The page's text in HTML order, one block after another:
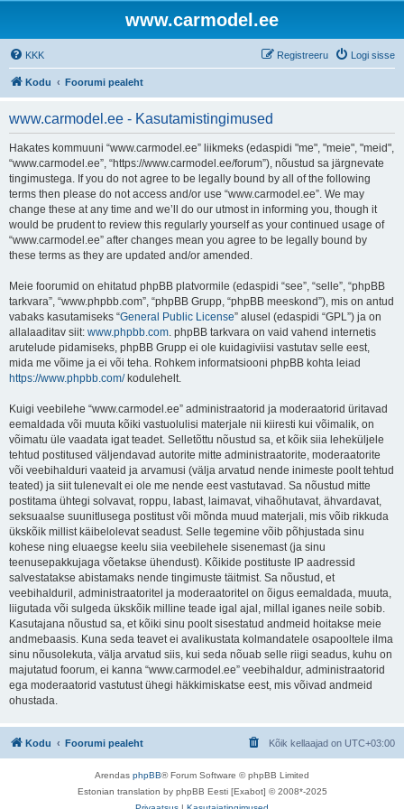
www.carmodel.ee
KKK Logi sisse
Registreeru
Kodu Foorumi pealeht
www.carmodel.ee - Kasutamistingimused
Hakates kommuuni “www.carmodel.ee” liikmeks (edaspidi "me", "meie", "meid",
“www.carmodel.ee”, “https://www.carmodel.ee/forum”), nõustud sa järgnevate
tingimustega. If you do not agree to be legally bound by all of the following
terms then please do not access and/or use “www.carmodel.ee”. We may
change these at any time and we’ll do our utmost in informing you, though it
would be prudent to review this regularly yourself as your continued usage of
“www.carmodel.ee” after changes mean you agree to be legally bound by
these terms as they are updated and/or amended.
Meie foorumid on ehitatud phpBB platvormile (edaspidi “see”, “selle”, “phpBB
tarkvara”, “www.phpbb.com”, “phpBB Grupp, “phpBB meeskond”), mis on antud
vabaks kasutamiseks “General Public License” alusel (edaspidi “GPL”) ja on
allalaaditav siit: www.phpbb.com. phpBB tarkvara on vaid vahend internetis
arutelude pidamiseks, phpBB Grupp ei ole kuidagiviisi vastutav selle eest,
mida me võime ja ei või teha. Rohkem informatsiooni phpBB kohta leiad
https://www.phpbb.com/kodulehelt.
Kuigi veebilehe “www.carmodel.ee” administraatorid ja moderaatorid üritavad
eemaldada või muuta kõiki vastuolulisi materjale nii kiiresti kui võimalik, on
võimatu üle vaadata igat teadet. Selletõttu nõustud sa, et kõik siia leheküljele
tehtud postitused väljendavad autorite mitte administraatorite, moderaatorite
või veebihalduri vaateid ja arvamusi (välja arvatud nende inimeste poolt tehtud
teated) ja siit tulenevalt ei ole me nende eest vastutavad. Sa nõustud mitte
postitama ühtegi solvavat, roppu, labast, laimavat, vihaõhutavat, ähvardavat,
seksuaalse suunitlusega postitust või mõnda muud materjali, mis võib rikkuda
ükskõik millist käibelolevat seadust. Selle tegemine võib põhjustada sinu
kohese ning eluaegse keelu siia veebilehele sisenemast (ja sinu
teenusepakkujaga võetakse ühendust). Kõikide postituste IP aadressid
salvestatakse abistamaks nende tingimuste täitmist. Sa nõustud, et
veebihalduril, administraatoritel ja moderaatoritel on õigus eemaldada, muuta,
liigutada või sulgeda ükskõik milline teade igal ajal, millal iganes neile sobib.
Kasutajana nõustud sa, et kõiki sinu poolt sisestatud andmeid hoitakse meie
andmebaasis. Kuna seda teavet ei avalikustata kolmandatele osapooltele ilma
sinu nõusolekuta, välja arvatud siis, kui seda nõuab selle riigi seadus, kuhu on
majutatud foorum, ei kanna “www.carmodel.ee” veebihaldur, administraatorid
ega moderaatorid vastutust ühegi häkkimiskatse eest, mis võivad andmeid
ohustada.
Kodu Foorumi pealeht Kõik kellaajad on UTC+03:00
Arendas phpBB® Forum Software © phpBB Limited
Estonian translation by phpBB Eesti [Exabot] © 2008*-2025